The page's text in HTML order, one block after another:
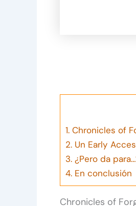
1. Chronicles of
2. Un Early
3. ¿Pero da
4. En conclusión
Chronicles of